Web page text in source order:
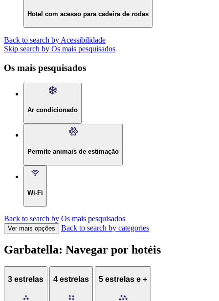
Hotel com acesso para cadeira de rodas
Back to search by Acessibilidade
Skip search by Os mais pesquisados
Os mais pesquisados
Ar condicionado
Permite animais de estimação
Wi-Fi
Back to search by Os mais pesquisados
Ver mais opções Back to search by categories
Garbatella: Navegar por hotéis
3 estrelas 4 estrelas 5 estrelas e +